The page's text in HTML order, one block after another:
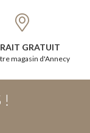
GRATUIT
magasin d'Annecy
!